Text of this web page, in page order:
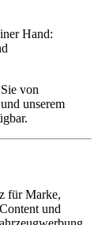
Hand:
von
unserem
für Marke,
und